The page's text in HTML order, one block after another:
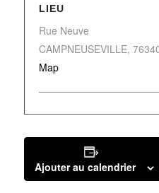
LIEU
Rue Neuve
CAMPNEUSEVILLE,
Map
Ajouter au calendrier